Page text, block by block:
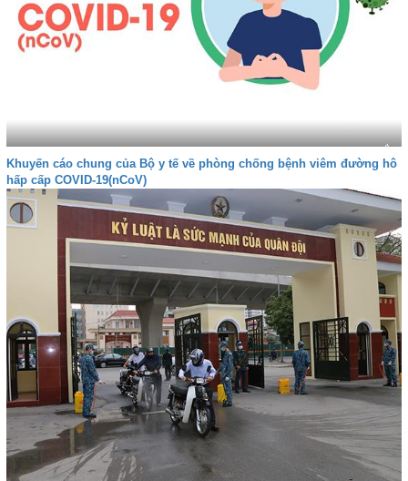
Khuyến cáo chung của Bộ y tế về phòng chống bệnh viêm đường hô
hấp cấp COVID-19(nCoV)